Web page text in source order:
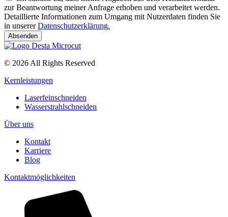
zur Beantwortung meiner Anfrage erhoben und verarbeitet werden.
Detaillierte Informationen zum Umgang mit Nutzerdaten finden Sie
in unsererDatenschutzerklärung.
Absenden
© 2026 All Rights Reserved
Kernleistungen
Laserfeinschneiden
Wasserstrahlschneiden
Über uns
Kontakt
Karriere
Blog
Kontaktmöglichkeiten